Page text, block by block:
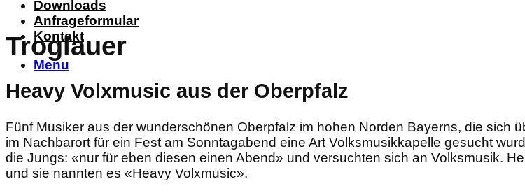
Downloads
Anfrageformular
Kontakt
Menu
Troglauer
Heavy Volxmusic aus der Oberpfalz
Fünf Musiker aus der wunderschönen Oberpfalz im hohen Norden Bayerns, die sich
im Nachbarort für ein Fest am Sonntagabend eine Art Volksmusikkapelle gesucht
die Jungs: «nur für eben diesen einen Abend» und versuchten sich an Volksmusik.
und sie nannten es «Heavy Volxmusic».